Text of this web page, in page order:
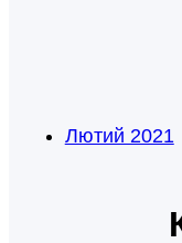
Лютий 2021